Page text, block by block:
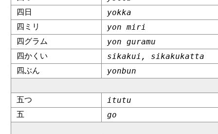
四日 yokka
四ミリ yon miri
四グラム yon guramu
四かくい sikakui, sikakukatta
四ぶん yonbun
五つ itutu
五 go